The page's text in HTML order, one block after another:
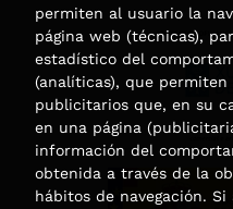
permiten al usuario la
página web (técnicas),
estadístico del
(analíticas), que permiten
publicitarios que, en su
en una página
información del
obtenida a través de la
hábitos de navegación.